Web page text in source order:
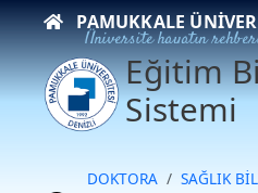
PAMUKKALE
Üniversite hayatın
Eğitim
Sistemi
DOKTORA
SAĞLIK